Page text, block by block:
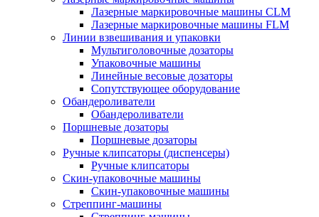
Лазерные маркировочные машины CLM
Лазерные маркировочные машины FLM
Линии взвешивания и упаковки
Мультиголовочные дозаторы
Упаковочные машины
Линейные весовые дозаторы
Сопутствующее оборудование
Обандероливатели
Обандероливатели
Поршневые дозаторы
Поршневые дозаторы
Ручные клипсаторы (диспенсеры)
Ручные клипсаторы
Скин-упаковочные машины
Скин-упаковочные машины
Стреппинг-машины